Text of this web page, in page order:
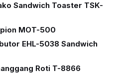
Sandwich Toaster TSK-
MOT-500
EHL-5038 Sandwich
Roti T-8866